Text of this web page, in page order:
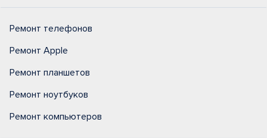
Ремонт телефонов
Ремонт Apple
Ремонт планшетов
Ремонт ноутбуков
Ремонт компьютеров